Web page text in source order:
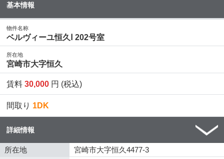
基本情報
物件名称
ベルヴィーユ恒久Ⅰ 202号室
所在地
宮崎市大字恒久
賃料30,000 円 (税込)
間取り 1DK
詳細情報
所在地
宮崎市大字恒久4477-3